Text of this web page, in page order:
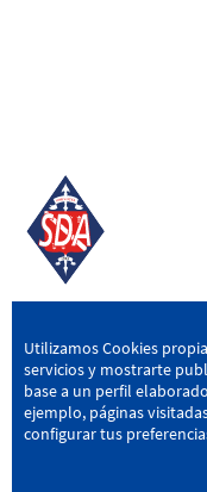
SD AMOREBIETA
San Miguel Kalea, 16,
946 604 751 |
Utilizamos Cookies
servicios y mostrarte
base a un perfil
ejemplo, páginas
configurar tus